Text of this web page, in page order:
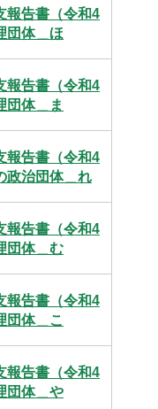
報告書（令和4
団体＿ほ
報告書（令和4
団体＿ま
報告書（令和4
政治団体＿れ
報告書（令和4
団体＿む
報告書（令和4
団体＿こ
報告書（令和4
団体＿や